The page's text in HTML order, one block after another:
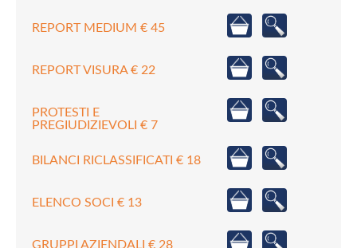
REPORT MEDIUM € 45
REPORT VISURA € 22
PROTESTI E
PREGIUDIZIEVOLI € 7
BILANCI RICLASSIFICATI € 18
ELENCO SOCI € 13
GRUPPI AZIENDALI € 28